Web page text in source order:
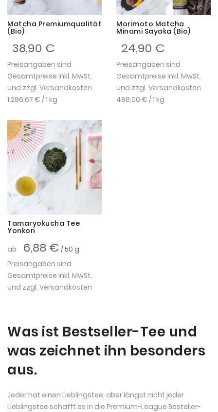
Matcha Premiumqualität
(Bio)
38,90 €
Preisangaben sind
Gesamtpreise inkl. MwSt.
und zzgl. Versandkosten
1.296,67 € / 1 kg
Morimoto Matcha
Minami Sayaka (Bio)
24,90 €
Preisangaben sind
Gesamtpreise inkl. MwSt.
und zzgl. Versandkosten
498,00 € / 1 kg
Tamaryokucha Tee
Yonkon
ab
6,88 € / 50 g
Preisangaben sind
Gesamtpreise inkl. MwSt.
und zzgl. Versandkosten
Was ist Bestseller-Tee und
was zeichnet ihn besonders
aus.
Jeder hat einen Lieblingstee, aber längst nicht jeder
Lieblingstee schafft es in die Premium-League Besteller-